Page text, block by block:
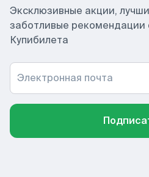
Эксклюзивные акции,
заботливые рекомендации
Купибилета
Электронная почта